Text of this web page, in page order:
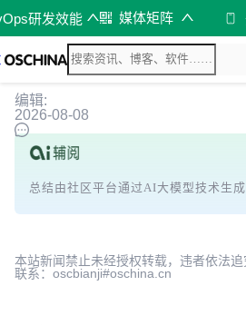
研发效能 媒体矩阵
编辑:
2026-08-08
总结由社区平台通过AI大模型技术生成
本站新闻禁止未经授权转载，违者依法
联系：oscbianji#oschina.cn